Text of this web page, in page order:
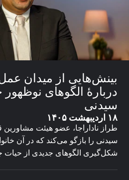
بینش‌هایی از میدان
دربارۀ الگوهای
سیدنی
۱۸ اردیبهشت ۱۴۰۵
طراز ناداراجا، عضو هیئت مشاورین
سیدنی را بازگو می‌کند که در آن
شکل‌گیری الگوهای جدیدی از حیات